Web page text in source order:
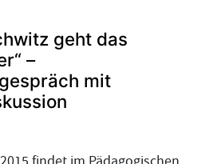
geht das
–
mit